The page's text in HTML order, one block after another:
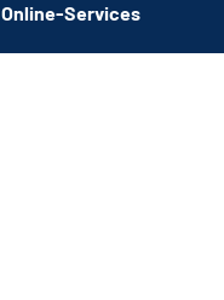
Online-Services